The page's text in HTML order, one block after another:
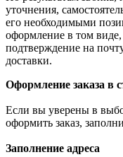
уточнения,
его необходимыми
оформление в том виде,
подтверждение на
доставки.
Оформление заказа в
Если вы уверены в
оформить заказ,
Заполнение адреса